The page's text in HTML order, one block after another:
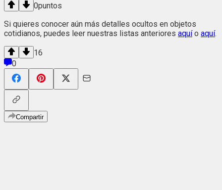
0puntos
Si quieres conocer aún más detalles ocultos en objetos
cotidianos, puedes leer nuestras listas anteriores aquío aquí.
16
0
Compartir